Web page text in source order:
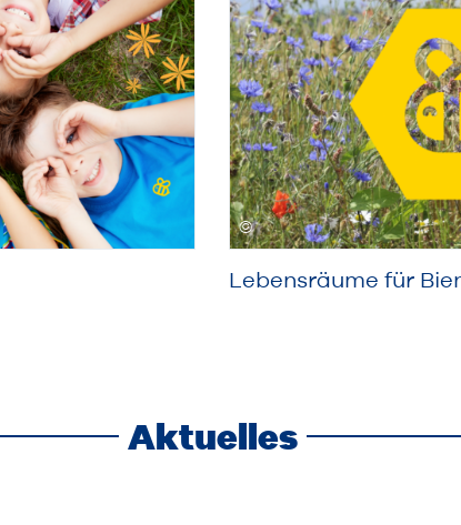
Lebensräume für
Aktuelles